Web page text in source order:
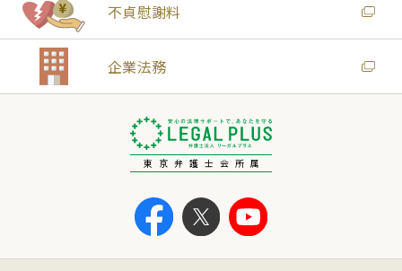
不貞慰謝料
企業法務
東京弁護士会所属